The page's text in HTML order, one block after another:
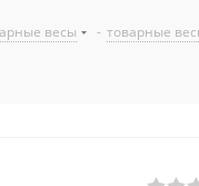
весы - товарные